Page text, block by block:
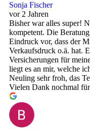
Sonja Fischer
vor 2 Jahren
Bisher war alles super!
kompetent. Die
Eindruck vor, dass der
Verkaufsdruck o.ä. hat.
Versicherungen für
liegt es an mir, welche
Neuling sehr froh, das
Vielen Dank nochmal